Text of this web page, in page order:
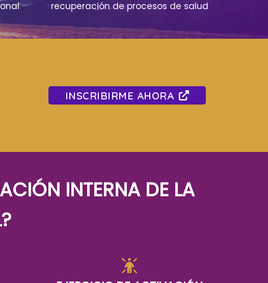
recuperación de procesos de salud
INSCRIBIRME AHORA
INTERNA DE LA